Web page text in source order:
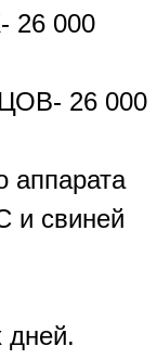
26 000
26 000
аппарата
и свиней
дней.